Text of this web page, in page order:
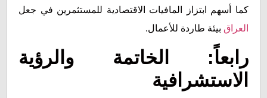
كما أسهم ابتزاز المافيات الاقتصادية للمستثمرين في جعل
العراق بيئة طاردة للأعمال.
رابعاً: الخاتمة والرؤية
الاستشرافية